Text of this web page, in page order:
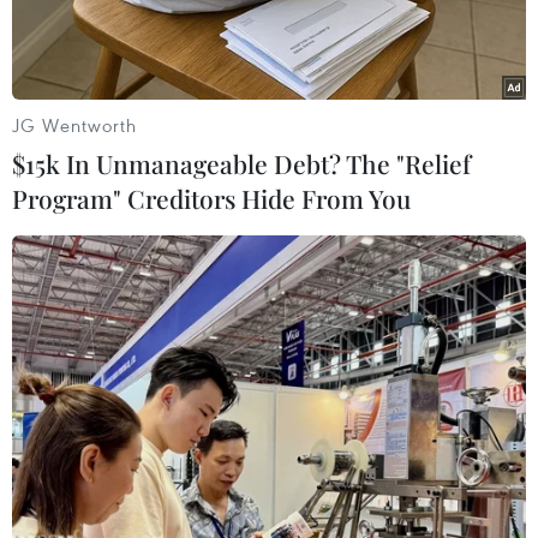
Ronaldo lại lập công giúp Bồ Đào Nha chiến thắng. (Nguồn:
EPA)
Bồ Đào Nha tiếp tục thể hiện phong độ ấn tượng
tại Confederations Cup 2017 khi có chiến thắng
đậm 4-0 trước New Zealand ở lượt cuối bảng A.​
JG Wentworth
$15k In Unmanageable Debt? The "Relief
Program" Creditors Hide From You